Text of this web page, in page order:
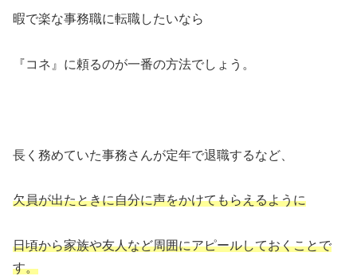
暇で楽な事務職に転職したいなら
『コネ』に頼るのが一番の方法でしょう。
長く務めていた事務さんが定年で退職するなど、
欠員が出たときに自分に声をかけてもらえるように
日頃から家族や友人など周囲にアピールしておくことで
す。